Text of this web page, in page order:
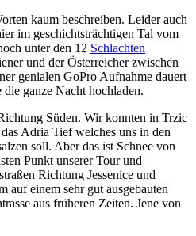
kaum beschreiben. Leider auch
im geschichtsträchtigen Tal vom
unter den 12 Schlachten
und der Österreicher zwischen
genialen GoPro Aufnahme dauert
ganze Nacht hochladen.
Süden. Wir konnten in Trzic
Adria Tief welches uns in den
soll. Aber das ist Schnee von
Punkt unserer Tour und
Richtung Jessenice und
einem sehr gut ausgebauten
aus früheren Zeiten. Jene von